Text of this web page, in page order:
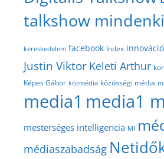
talkshow
kereskedelem facebook Index innováció
Justin Viktor Keleti Arthur
Képes Gábor közmédia közösségi média
media1 media1
mesterséges intelligencia MI
médiaszabadság